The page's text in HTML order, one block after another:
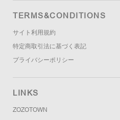
TERMS&CONDITIONS
サイト利用規約
特定商取引法に基づく表記
プライバシーポリシー
LINKS
ZOZOTOWN